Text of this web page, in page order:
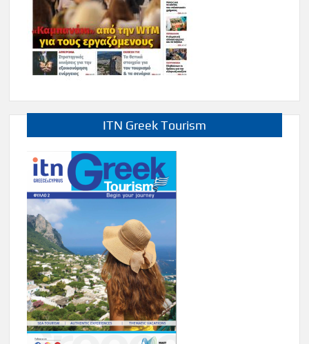
ITN Greek Tourism